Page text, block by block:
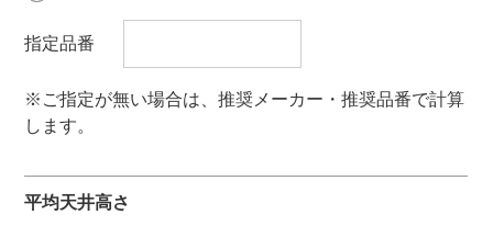
指定品番
※ご指定が無い場合は、推奨メーカー・推奨品番で計算
します。
平均天井高さ